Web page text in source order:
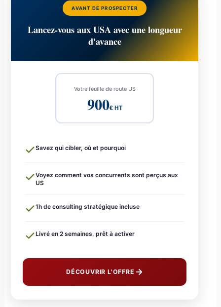
AVANT DE PROSPECTER
Lancez-vous aux USA avec une longueur
d'avance
Votre feuille de route US
900€ HT
Savez qui cibler, où et pourquoi
Voyez comment vos concurrents sont perçus aux
US
1h de consulting stratégique incluse
Livré en 2 semaines, prêt à activer
DÉCOUVRIR L'OFFRE